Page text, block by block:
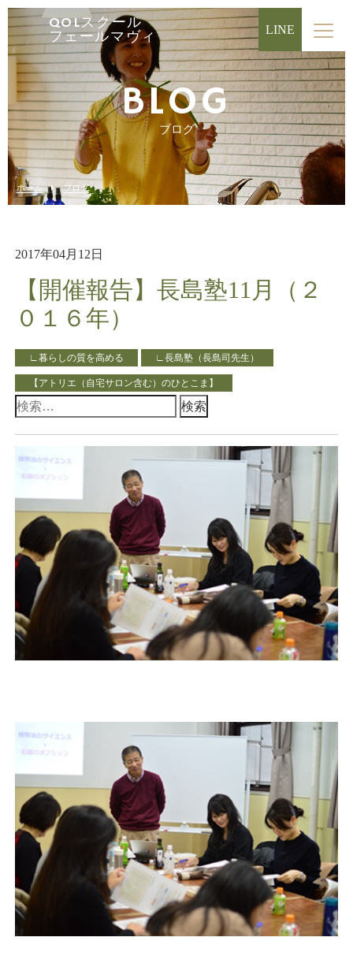
QOLスクール
フェールマヴィ
LINE
BLOG
ブログ
ホーム ブログ
2017年04月12日
【開催報告】長島塾11月（２
０１６年）
∟暮らしの質を高める ∟長島塾（長島司先生）
【アトリエ（自宅サロン含む）のひとこま】
検